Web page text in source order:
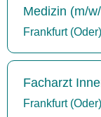
Medizin (m/
Frankfurt (Oder)
Facharzt
Frankfurt (Oder)